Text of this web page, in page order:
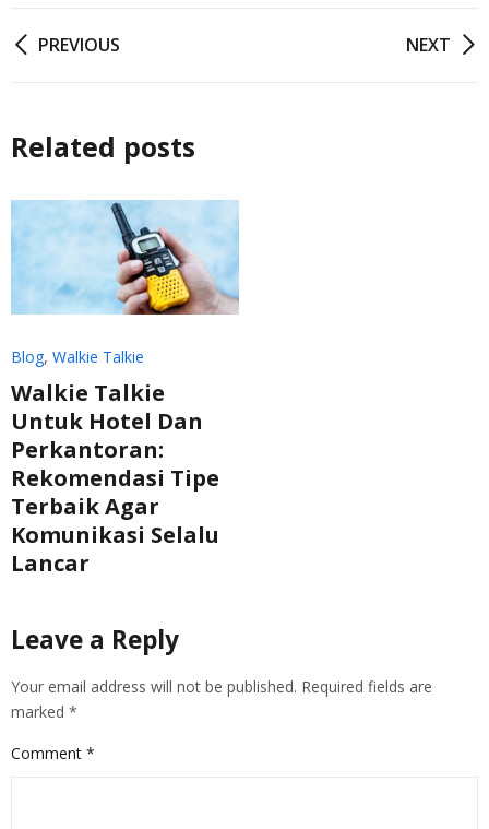
PostPREVIOUS NEXT
Related posts
Blog, Walkie Talkie
Walkie Talkie
Untuk Hotel Dan
Perkantoran:
Rekomendasi Tipe
Terbaik Agar
Komunikasi Selalu
Lancar
Leave a Reply
Your email address will not be published. Required fields are
marked *
Comment *